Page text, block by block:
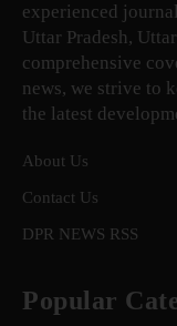
experienced
Uttar Pradesh,
comprehensive
news, we strive to
the latest
About Us
Contact Us
DPR NEWS RSS
Popular